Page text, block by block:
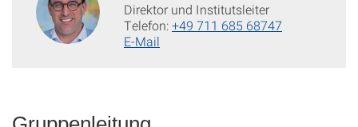
Direktor und Institutsleiter
Telefon:+49 711 685 68747
E-Mail